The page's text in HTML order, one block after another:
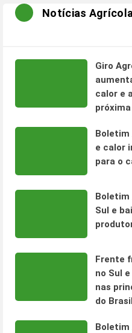
Notícias
Giro
calor e
Boletim
e calor
para o
Boletim
Sul e
Frente
no Sul
nas
do Brasil
Boletim